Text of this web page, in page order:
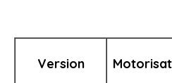
Version